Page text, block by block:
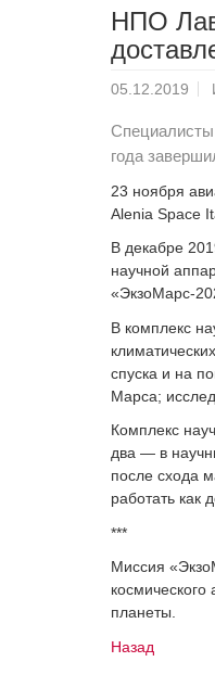
НПО
05.12.2019
Специалисты
года
23 ноября
Alenia Space
В декабре
научной
«ЭкзоМарс-
В комплекс
спуска и на
Марса;
Комплекс
два — в
после схода
работать как
***
Миссия
планеты.
Назад